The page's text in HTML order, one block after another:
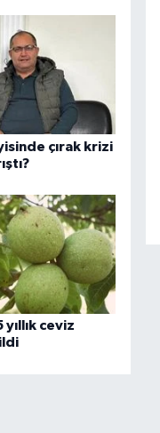
çırak krizi
yıllık ceviz